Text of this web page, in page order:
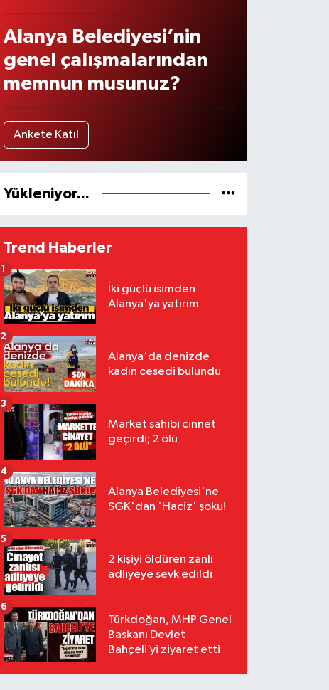
Alanya Belediyesi’nin
genel çalışmalarından
memnun musunuz?
Ankete Katıl
Yükleniyor...
Trend Haberler
İki güçlü isimden
Alanya'ya yatırım
1
Alanya'da denizde
kadın cesedi bulundu
2
Market sahibi cinnet
geçirdi; 2 ölü
3
Alanya Belediyesi'ne
SGK'dan 'Haciz' şoku!
4
2 kişiyi öldüren zanlı
adliyeye sevk edildi
5
Türkdoğan, MHP Genel
Başkanı Devlet
Bahçeli’yi ziyaret etti
6